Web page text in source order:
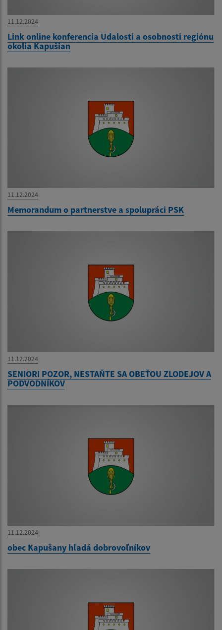
11.12.2024
Link online konferencia Udalosti a osobnosti regiónu
okolia Kapušian
11.12.2024
Memorandum o partnerstve a spolupráci PSK
11.12.2024
SENIORI POZOR, NESTAŇTE SA OBEŤOU ZLODEJOV A
PODVODNÍKOV
11.12.2024
obec Kapušany hľadá dobrovoľníkov